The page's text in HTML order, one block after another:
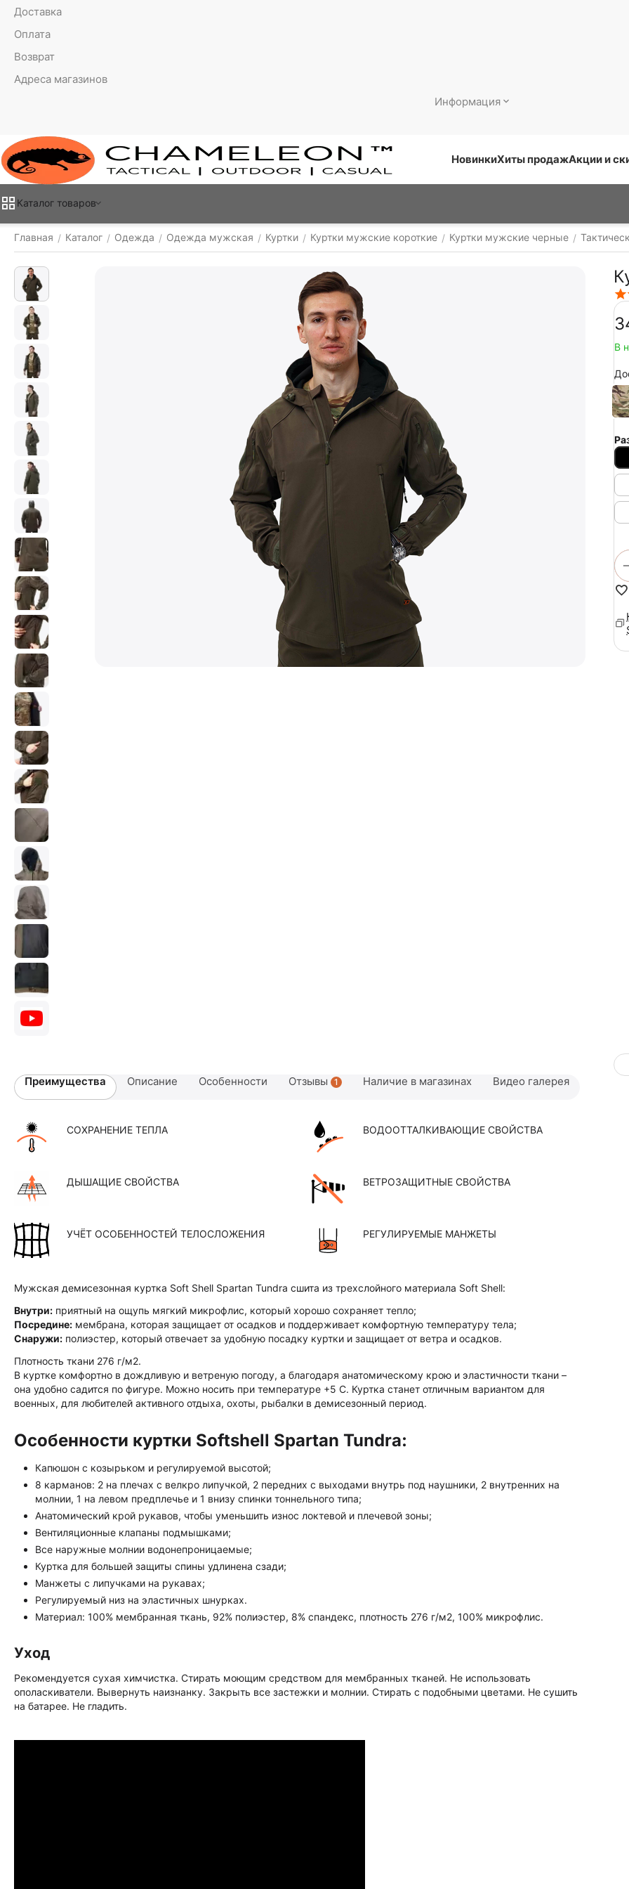
Доставка
Оплата
Возврат
Адреса магазинов
Информация
НовинкиХиты продажАкции и
Каталог товаров
Главная / Каталог / Одежда / Одежда мужская / Куртки / Куртки мужские короткие / Куртки мужские черные /
В
Преимущества Описание Особенности Отзывы 1 Наличие в магазинах Видео галерея
СОХРАНЕНИЕ ТЕПЛА ВОДООТТАЛКИВАЮЩИЕ СВОЙСТВА
ДЫШАЩИЕ СВОЙСТВА ВЕТРОЗАЩИТНЫЕ СВОЙСТВА
УЧЁТ ОСОБЕННОСТЕЙ ТЕЛОСЛОЖЕНИЯ РЕГУЛИРУЕМЫЕ МАНЖЕТЫ
Мужская демисезонная куртка Soft Shell Spartan Tundra сшита из трехслойного материала Soft Shell:
Внутри: приятный на ощупь мягкий микрофлис, который хорошо сохраняет тепло;
Посредине: мембрана, которая защищает от осадков и поддерживает комфортную температуру тела;
Снаружи: полиэстер, который отвечает за удобную посадку куртки и защищает от ветра и осадков.
Плотность ткани 276 г/м2.
В куртке комфортно в дождливую и ветреную погоду, а благодаря анатомическому крою и эластичности ткани –
она удобно садится по фигуре. Можно носить при температуре +5 С. Куртка станет отличным вариантом для
военных, для любителей активного отдыха, охоты, рыбалки в демисезонный период.
Особенности куртки Softshell Spartan Tundra:
Капюшон с козырьком и регулируемой высотой;
8 карманов: 2 на плечах с велкро липучкой, 2 передних с выходами внутрь под наушники, 2 внутренних на
молнии, 1 на левом предплечье и 1 внизу спинки тоннельного типа;
Анатомический крой рукавов, чтобы уменьшить износ локтевой и плечевой зоны;
Вентиляционные клапаны подмышками;
Все наружные молнии водонепроницаемые;
Куртка для большей защиты спины удлинена сзади;
Манжеты с липучками на рукавах;
Регулируемый низ на эластичных шнурках.
Материал: 100% мембранная ткань, 92% полиэстер, 8% спандекс, плотность 276 г/м2, 100% микрофлис.
Уход
Рекомендуется сухая химчистка. Стирать моющим средством для мембранных тканей. Не использовать
ополаскиватели. Вывернуть наизнанку. Закрыть все застежки и молнии. Стирать с подобными цветами. Не сушить
на батарее. Не гладить.